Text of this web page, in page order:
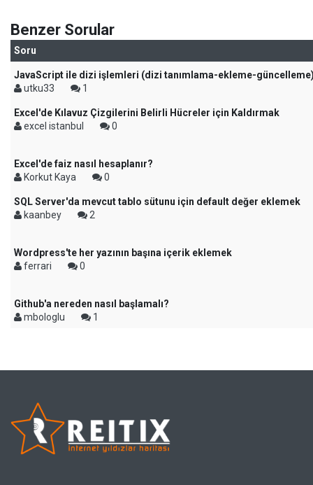
Benzer Sorular
Soru
JavaScript ile dizi işlemleri (dizi tanımlama-ekleme-
utku33
1
Excel'de Kılavuz Çizgilerini Belirli Hücreler için Kaldırmak
excel istanbul
0
Excel'de faiz nasıl hesaplanır?
Korkut Kaya
0
SQL Server'da mevcut tablo sütunu için default değer eklemek
kaanbey
2
Wordpress'te her yazının başına içerik eklemek
ferrari
0
Github'a nereden nasıl başlamalı?
mbologlu
1